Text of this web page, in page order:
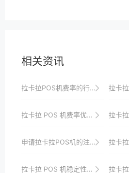
相关资讯
拉卡拉POS机费率的行业标准探讨 拉卡拉的公司
拉卡拉 POS 机费率优惠活动的参与方式 拉卡拉
申请拉卡拉POS机的注意事项与风险提示 拉卡拉
拉卡拉 POS 机稳定性与业务连续性 拉卡拉